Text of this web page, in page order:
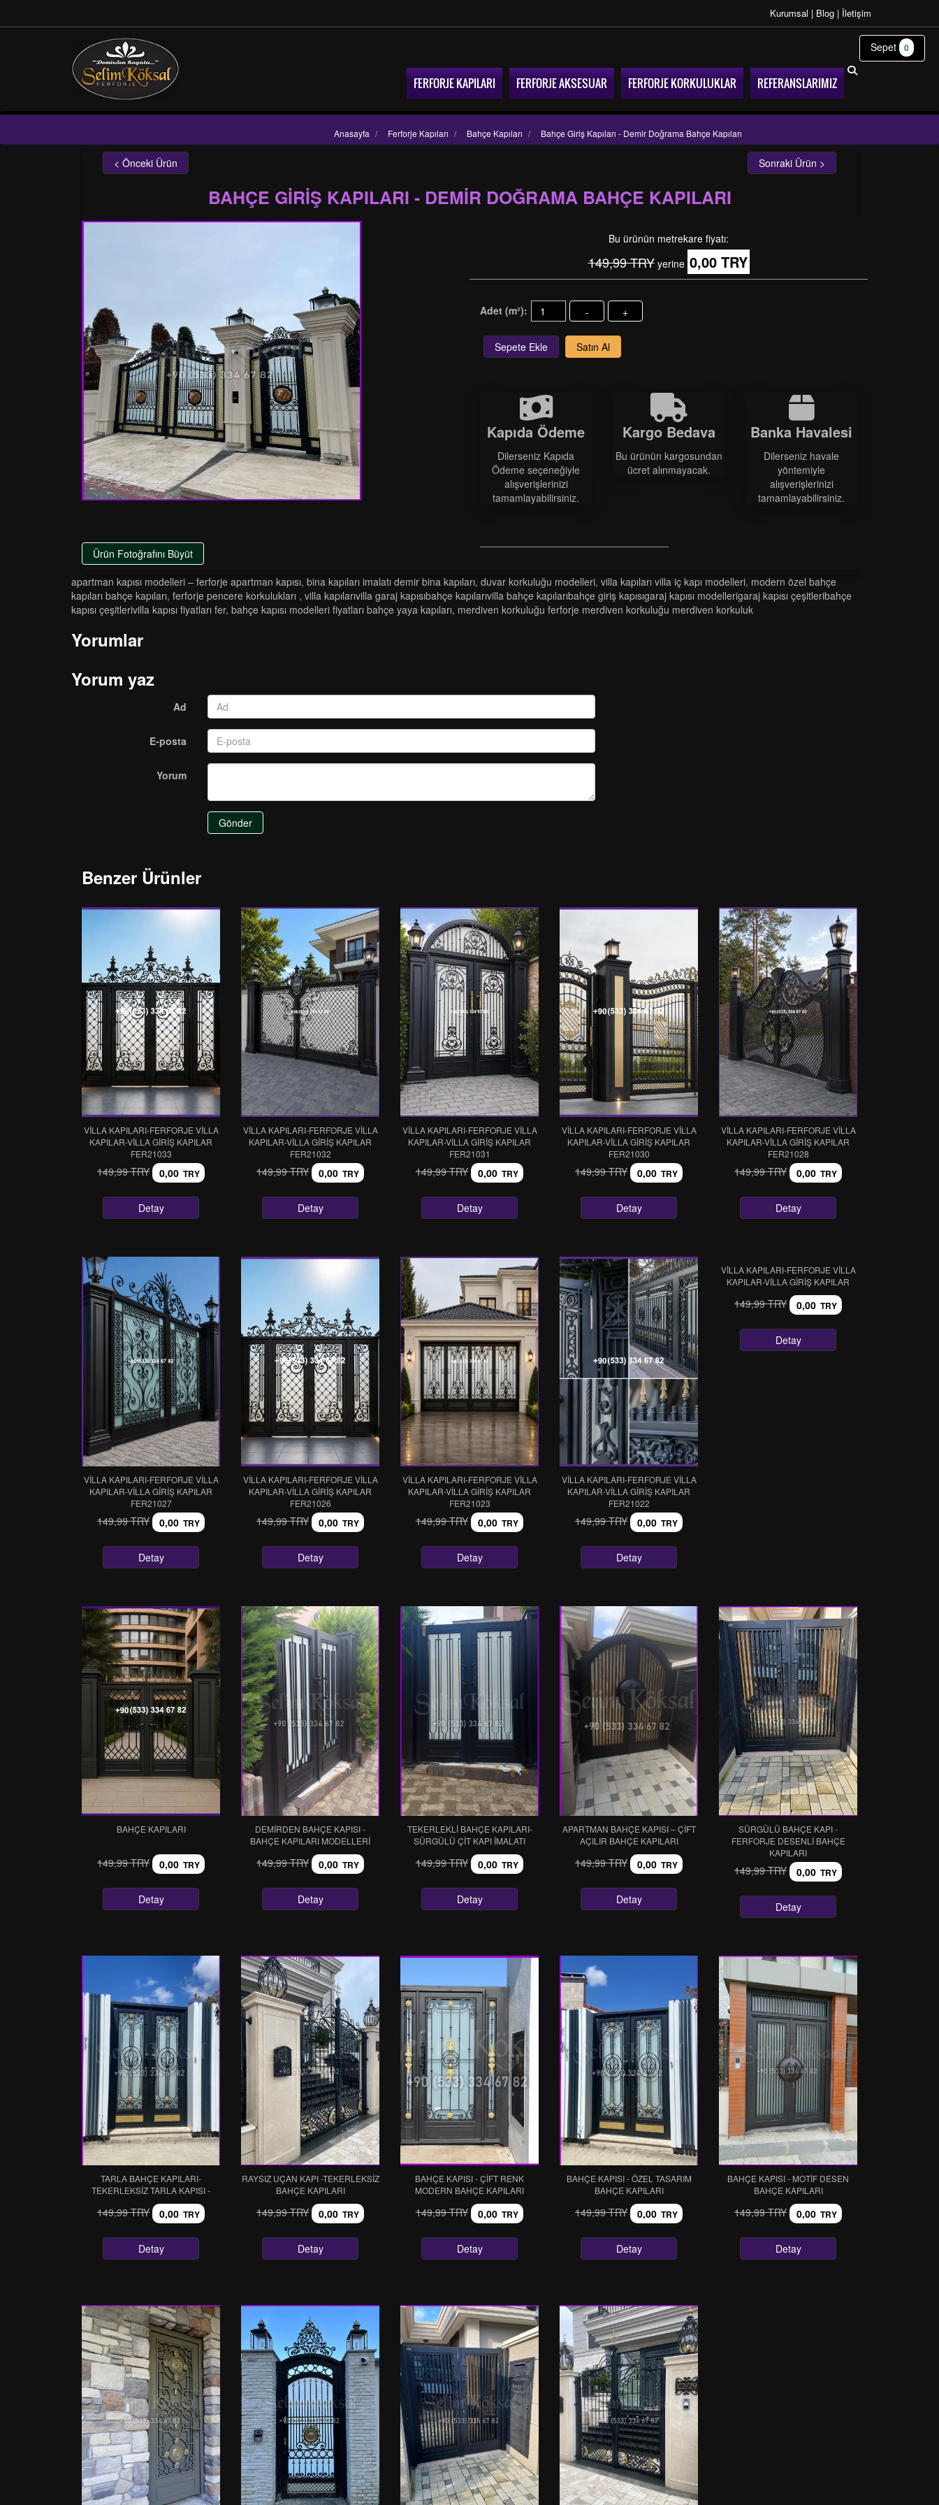
Kurumsal | Blog | İletişim
FERFORJE KAPILARI FERFORJE AKSESUAR FERFORJE KORKULUKLAR REFERANSLARIMIZ
Bahçe Giriş Kapıları - Demir Doğrama Bahçe Kapıları
Bahçe Kapıları /
Ferforje Kapıları /
Anasayfa /
< Önceki Ürün Sonraki Ürün >
BAHÇE GIRIŞ KAPILARI - DEMIR DOĞRAMA BAHÇE KAPILARI
Ürün Fotoğrafını Büyüt
Bu ürünün metrekare fiyatı:
149,99 TRYyerine 0,00 TRY
Adet (m²): - +
Sepete Ekle Satın Al
Kapıda Ödeme
Dilerseniz Kapıda
Ödeme seçeneğiyle
alışverişlerinizi
tamamlayabilirsiniz.
Kargo Bedava
Bu ürünün kargosundan
ücret alınmayacak.
Banka Havalesi
Dilerseniz havale
yöntemiyle
alışverişlerinizi
tamamlayabilirsiniz.
Sepet 0
apartman kapisi modelleri̇ – ferforje apartman kapisi, bi̇na kapilari i̇malati demi̇r bi̇na kapilari, duvar korkuluğu modelleri, vi̇lla kapilari vi̇lla i̇ç kapi modelleri̇, modern özel bahçe
kapilari bahçe kapilari, ferforje pencere korkulukları , vi̇lla kapilarivi̇lla garaj kapisibahçe kapilarivi̇lla bahçe kapilaribahçe gi̇ri̇ş kapisigaraj kapisi modelleri̇garaj kapisi çeşi̇tleri̇bahçe
kapisi çeşi̇tleri̇vi̇lla kapisi fi̇yatlari fer, bahçe kapisi modelleri̇ fi̇yatlari bahçe yaya kapilari, merdi̇ven korkuluğu ferforje merdi̇ven korkuluğu merdi̇ven korkuluk
Yorumlar
Yorum yaz
Ad
E-posta
Yorum
Gönder
Benzer Ürünler
VİLLA KAPILARI-FERFORJE VİLLA
KAPILAR-VİLLA GİRİŞ KAPILAR
FER21033
149,99 TRY 0,00 TRY
Detay
VİLLA KAPILARI-FERFORJE VİLLA
KAPILAR-VİLLA GİRİŞ KAPILAR
FER21032
149,99 TRY 0,00 TRY
Detay
VİLLA KAPILARI-FERFORJE VİLLA
KAPILAR-VİLLA GİRİŞ KAPILAR
FER21031
149,99 TRY 0,00 TRY
Detay
VİLLA KAPILARI-FERFORJE VİLLA
KAPILAR-VİLLA GİRİŞ KAPILAR
FER21030
149,99 TRY 0,00 TRY
Detay
VİLLA KAPILARI-FERFORJE VİLLA
KAPILAR-VİLLA GİRİŞ KAPILAR
FER21028
149,99 TRY 0,00 TRY
Detay
VİLLA KAPILARI-FERFORJE VİLLA
KAPILAR-VİLLA GİRİŞ KAPILAR
FER21027
149,99 TRY 0,00 TRY
Detay
VİLLA KAPILARI-FERFORJE VİLLA
KAPILAR-VİLLA GİRİŞ KAPILAR
FER21026
149,99 TRY 0,00 TRY
Detay
VİLLA KAPILARI-FERFORJE VİLLA
KAPILAR-VİLLA GİRİŞ KAPILAR
FER21023
149,99 TRY 0,00 TRY
Detay
VİLLA KAPILARI-FERFORJE VİLLA
KAPILAR-VİLLA GİRİŞ KAPILAR
FER21022
149,99 TRY 0,00 TRY
Detay
VİLLA KAPILARI-FERFORJE VİLLA
KAPILAR-VİLLA GİRİŞ KAPILAR
149,99 TRY 0,00 TRY
Detay
BAHÇE KAPILARI
149,99 TRY 0,00 TRY
Detay
DEMIRDEN BAHÇE KAPISI -
BAHÇE KAPILARI MODELLERI
149,99 TRY 0,00 TRY
Detay
TEKERLEKLI BAHÇE KAPILARI-
SÜRGÜLÜ ÇIT KAPI İMALATI
149,99 TRY 0,00 TRY
Detay
APARTMAN BAHÇE KAPISI – ÇIFT
AÇILIR BAHÇE KAPILARI
149,99 TRY 0,00 TRY
Detay
SÜRGÜLÜ BAHÇE KAPI -
FERFORJE DESENLI BAHÇE
KAPILARI
149,99 TRY 0,00 TRY
Detay
TARLA BAHÇE KAPILARI-
TEKERLEKSIZ TARLA KAPISI -
149,99 TRY 0,00 TRY
Detay
RAYSIZ UÇAN KAPI -TEKERLEKSIZ
BAHÇE KAPILARI
149,99 TRY 0,00 TRY
Detay
BAHÇE KAPISI - ÇIFT RENK
MODERN BAHÇE KAPILARI
149,99 TRY 0,00 TRY
Detay
BAHÇE KAPISI - ÖZEL TASARIM
BAHÇE KAPILARI
149,99 TRY 0,00 TRY
Detay
BAHÇE KAPISI - MOTIF DESEN
BAHÇE KAPILARI
149,99 TRY 0,00 TRY
Detay